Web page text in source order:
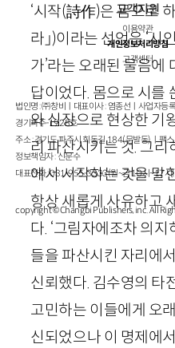
‘시작(詩作)은 몸으로
라 」)이라는 선언은 ‘시
가’라는 오래된 물음에
답이었다. 몸으로 시를
와 심장으로 현상한 기
리 파산시키는 것. 그리
에서 시작하는 것을 말
항상 새롭게 사유하고
다. ‘그림자에조차 의지
들을 파산시킨 자리에
신뢰했다. 김수영의 타
고민하는 이들에게 오
신되었으나 이 명제에
고객지원
이용약관
개인정보처리방침
고객센터
법인명 : ㈜창비ㅣ대표이사 : 염종선ㅣ사업자
경기파주-1928호
주소 : 경기도 파주시 회동길 184(문발동)ㅣ팩
정보책임자 : 신문수
대표전화 : 031-955-3333(월~금 10시~17시
copyright © Changbi Publishers, inc. All